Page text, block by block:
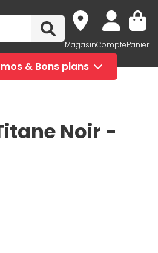
MagasinComptePanier
& Bons plans
Noir -